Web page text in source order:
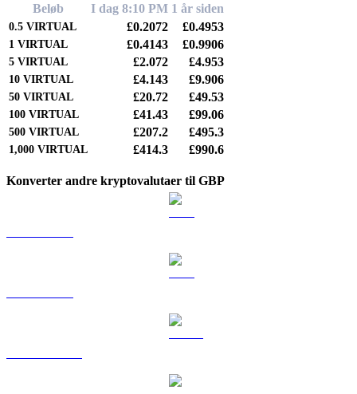
Beløb I dag 8:10 PM 1 år siden
0.5 VIRTUAL £0.2072 £0.4953
1 VIRTUAL £0.4143 £0.9906
5 VIRTUAL £2.072 £4.953
10 VIRTUAL £4.143 £9.906
50 VIRTUAL £20.72 £49.53
100 VIRTUAL £41.43 £99.06
500 VIRTUAL £207.2 £495.3
1,000 VIRTUAL £414.3 £990.6
Konverter andre kryptovalutaer til GBP